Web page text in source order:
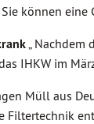
können
„ Nachdem
IHKW im
Müll aus
Filtertechnik